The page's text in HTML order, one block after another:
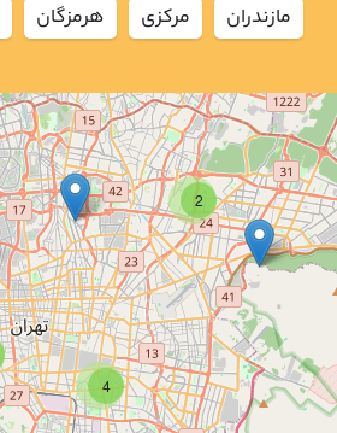
2
4
مازندران
مركزي هرمزگان